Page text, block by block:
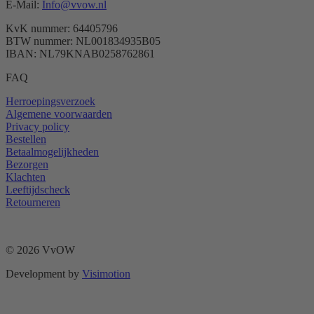
E-Mail: Info@vvow.nl
KvK nummer: 64405796
BTW nummer: NL001834935B05
IBAN: NL79KNAB0258762861
FAQ
Herroepingsverzoek
Algemene voorwaarden
Privacy policy
Bestellen
Betaalmogelijkheden
Bezorgen
Klachten
Leeftijdscheck
Retourneren
© 2026 VvOW
Development by Visimotion